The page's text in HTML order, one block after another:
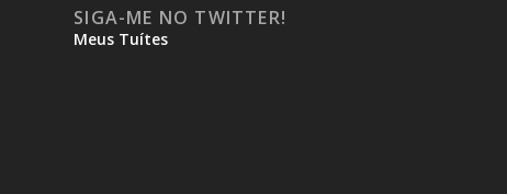
SIGA-ME NO TWITTER!
Meus Tuítes